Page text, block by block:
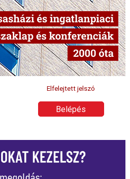
Elfelejtett jelszó
Belépés